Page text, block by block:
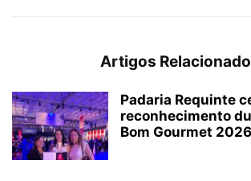
Artigos
Padaria Requinte
reconhecimento
Bom Gourmet 2026